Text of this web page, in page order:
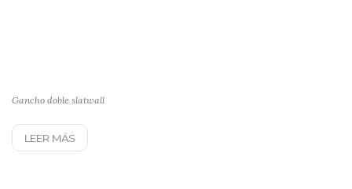
Gancho doble slatwall
LEER MÁS